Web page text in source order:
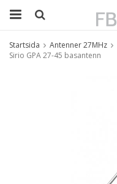
Startsida Antenner 27MHz
Sirio GPA 27-45 basantenn